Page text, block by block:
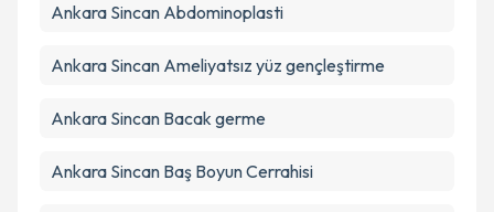
Ankara Sincan Abdominoplasti
Ankara Sincan Ameliyatsız yüz gençleştirme
Ankara Sincan Bacak germe
Ankara Sincan Baş Boyun Cerrahisi